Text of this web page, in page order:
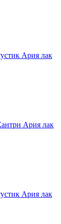
Ария лак
Ария лак
Ария лак